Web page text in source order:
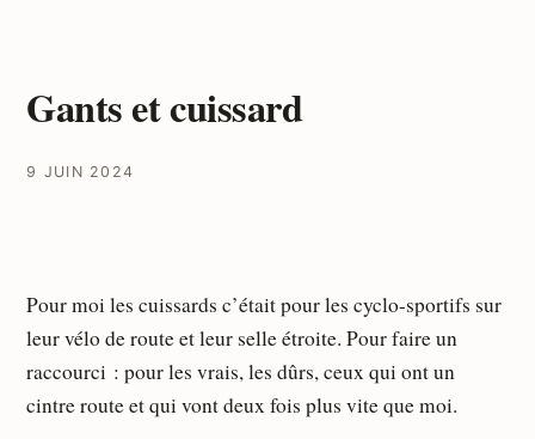
Gants et cuissard
9 JUIN 2024
Pour moi les cuissards c’était pour les cyclo-sportifs sur
leur vélo de route et leur selle étroite. Pour faire un
raccourci : pour les vrais, les dûrs, ceux qui ont un
cintre route et qui vont deux fois plus vite que moi.